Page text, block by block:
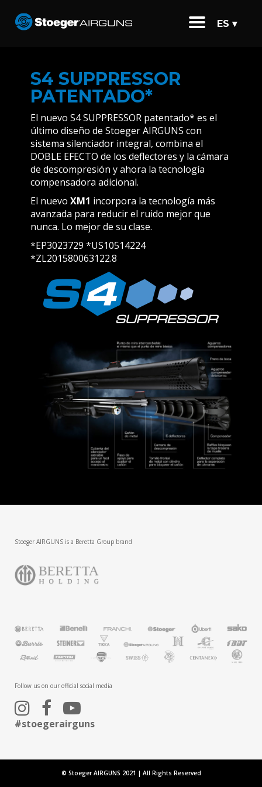
ES ▾
S4 SUPPRESSOR
PATENTADO*
El nuevo S4 SUPPRESSOR patentado* es el
último diseño de Stoeger AIRGUNS con
sistema silenciador integral, combina el
DOBLE EFECTO de los deflectores y la cámara
de descompresión y ahora la tecnología
compensadora adicional.
El nuevo XM1 incorpora la tecnología más
avanzada para reducir el ruido mejor que
nunca. Lo mejor de su clase.
*EP3023729 *US10514224
*ZL201580063122.8
Stoeger AIRGUNS is a Beretta Group brand
Follow us on our official social media
#stoegerairguns
© Stoeger AIRGUNS 2021 | All Rights Reserved